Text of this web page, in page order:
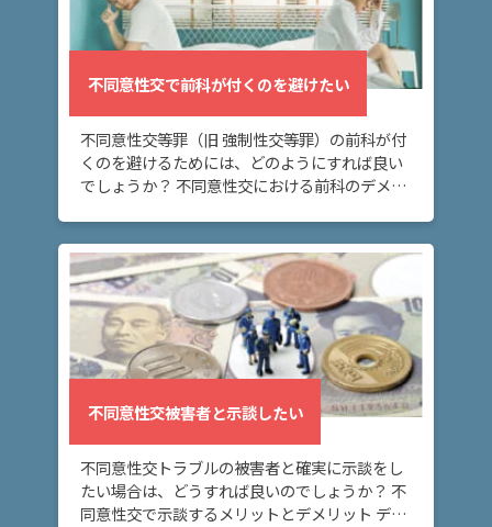
不同意性交で前科が付くのを避けたい
不同意性交等罪（旧 強制性交等罪）の前科が付
くのを避けるためには、どのようにすれば良い
でしょうか？ 不同意性交における前科のデメリ
で […]
不同意性交被害者と示談したい
不同意性交トラブルの被害者と確実に示談をし
たい場合は、どうすれば良いのでしょうか？ 不
同意性交で示談するメリットとデメリット デメ